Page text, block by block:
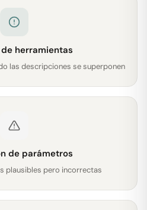
herramientas
las descripciones se superponen
de parámetros
plausibles pero incorrectas